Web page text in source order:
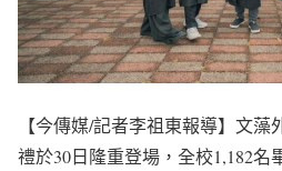
【今傳媒/記者李祖東報導】文
禮於30日隆重登場，全校1,182名